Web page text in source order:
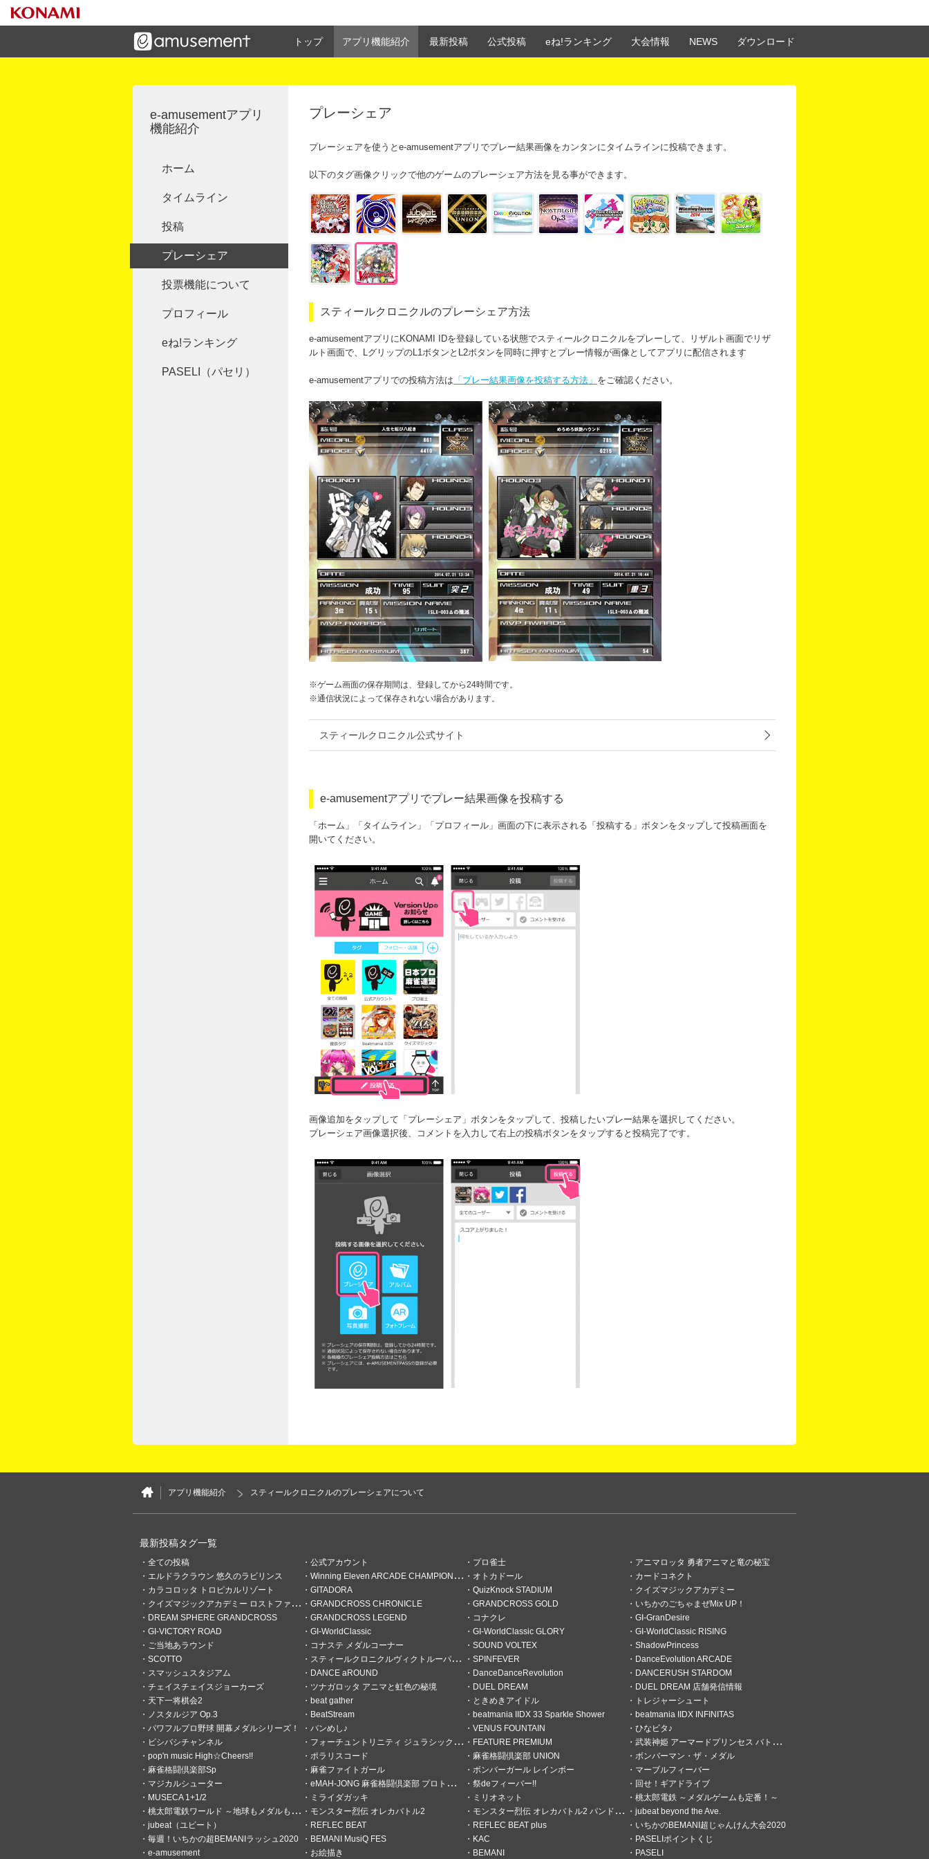
ゲームと連携したコミュニケーションアプリで
トップ アプリ機能紹介 最新投稿 公式投稿 eね!ランキング 大会情報 NEWS ダウンロード
e-amusementアプリ
機能紹介
ホーム
タイムライン
投稿
プレーシェア
投票機能について
プロフィール
eね!ランキング
PASELI（パセリ）
プレーシェア
プレーシェアを使うとe-amusementアプリでプレー結果画像をカンタンにタイムラインに投稿できます。
以下のタグ画像クリックで他のゲームのプレーシェア方法を見る事ができます。
スティールクロニクルのプレーシェア方法
e-amusementアプリにKONAMI IDを登録している状態でスティールクロニクルをプレーして、リザルト画面でリザ
ルト画面で、LグリップのL1ボタンとL2ボタンを同時に押すとプレー情報が画像としてアプリに配信されます
e-amusementアプリでの投稿方法は 「プレー結果画像を投稿する方法」 をご確認ください。
※ゲーム画面の保存期間は、登録してから24時間です。
※通信状況によって保存されない場合があります。
スティールクロニクル公式サイト
e-amusementアプリでプレー結果画像を投稿する
「ホーム」「タイムライン」「プロフィール」画面の下に表示される「投稿する」ボタンをタップして投稿画面を
開いてください。
画像追加をタップして「プレーシェア」ボタンをタップして、投稿したいプレー結果を選択してください。
プレーシェア画像選択後、コメントを入力して右上の投稿ボタンをタップすると投稿完了です。
アプリ機能紹介 スティールクロニクルのプレーシェアについて
最新投稿タグ一覧
全ての投稿 公式アカウント プロ雀士
アニマロッタ 勇者アニマと竜の秘宝
エルドラクラウン 悠久のラビリンス
Winning Eleven ARCADE CHAMPIONSHIP オトカドール
カードコネクト
カラコロッタ トロピカルリゾート
GITADORA QuizKnock STADIUM
クイズマジックアカデミー
クイズマジックアカデミー ロストファンタリウム
GRANDCROSS CHRONICLE GRANDCROSS GOLD
いちかのごちゃまぜMix UP！
DREAM SPHERE GRANDCROSS
GRANDCROSS LEGEND コナクレ
GI-GranDesire
GI-VICTORY ROAD
GI-WorldClassic GI-WorldClassic GLORY
GI-WorldClassic RISING
ご当地あラウンド
コナステ メダルコーナー SOUND VOLTEX
ShadowPrincess
SCOTTO
スティールクロニクルヴィクトルーパーズ SPINFEVER
DanceEvolution ARCADE
スマッシュスタジアム
DANCE aROUND DanceDanceRevolution
DANCERUSH STARDOM
チェイスチェイスジョーカーズ
ツナガロッタ アニマと虹色の秘境 DUEL DREAM
DUEL DREAM 店舗発信情報
天下一将棋会2
beat gather ときめきアイドル
トレジャーシュート
ノスタルジア Op.3
BeatStream beatmania IIDX 33 Sparkle Shower
beatmania IIDX INFINITAS
パワフルプロ野球 開幕メダルシリーズ！
バンめし♪ VENUS FOUNTAIN
ひなビタ♪
ビシバシチャンネル
フォーチュントリニティ ジュラシックトレジャー FEATURE PREMIUM
武装神姫 アーマードプリンセス バトルコンダクター
pop'n music High☆Cheers!!
ポラリスコード 麻雀格闘倶楽部 UNION
ボンバーマン・ザ・メダル
麻雀格闘倶楽部Sp
麻雀ファイトガール ボンバーガール レインボー
マーブルフィーバー
マジカルシューター
eMAH-JONG 麻雀格闘倶楽部 プロトーナメント 祭deフィーバー!!
回せ！ギアドライブ
MUSECA 1+1/2
ミライダガッキ ミリオネット
桃太郎電鉄 ～メダルゲームも定番！～
桃太郎電鉄ワールド ～地球もメダルもまわってる！～
モンスター烈伝 オレカバトル2 モンスター烈伝 オレカバトル2 パンドラのメダル
jubeat beyond the Ave.
jubeat（ユビート）
REFLEC BEAT REFLEC BEAT plus
いちかのBEMANI超じゃんけん大会2020
毎週！いちかの超BEMANIラッシュ2020
BEMANI MusiQ FES KAC
PASELIポイントくじ
e-amusement
お絵描き BEMANI PASELI